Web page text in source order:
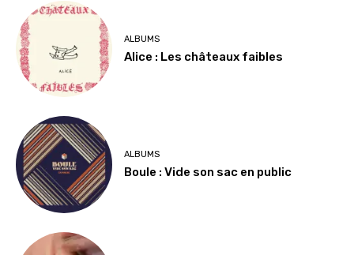
ALBUMS
Alice : Les châteaux faibles
ALBUMS
Boule : Vide son sac en public